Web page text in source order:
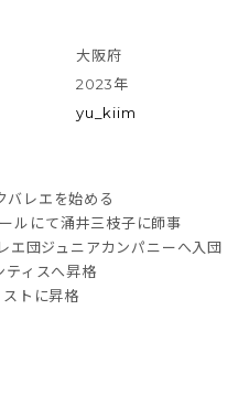
大阪府
2023年
yu_kiim
バレエを始める
ルにて涌井三枝子に師事
団ジュニアカンパニーへ入団
ィスへ昇格
トに昇格